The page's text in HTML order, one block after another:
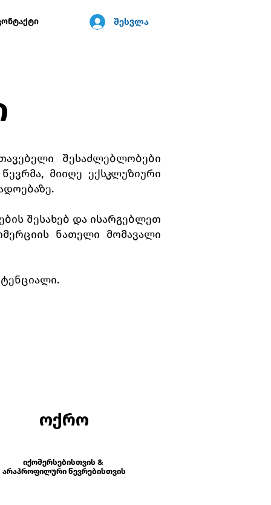
შესვლა
შესაძლებლობები
მიიღე ექსკლუზიური
შესახებ და ისარგებლეთ
ნათელი მომავალი
ოქრო
იქომერსებისთვის &
არაპროფილური წევრებისთვის